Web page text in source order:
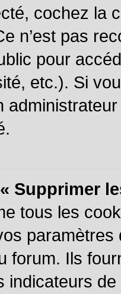
cochez la
n’est pas
pour
etc.). Si
Supprimer
tous les
paramètres
forum. Ils
indicateurs